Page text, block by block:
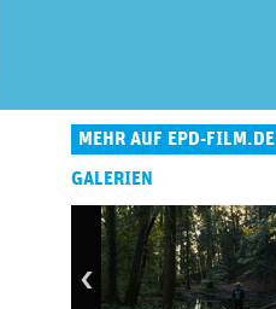
MEHR AUF EPD-FILM.DE
GALERIEN